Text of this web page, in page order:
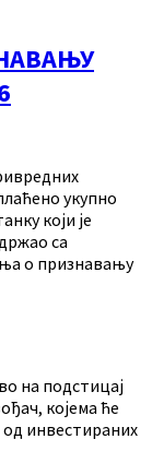
укупно
који је
са
о признавању
на подстицај
којема ће
инвестираних